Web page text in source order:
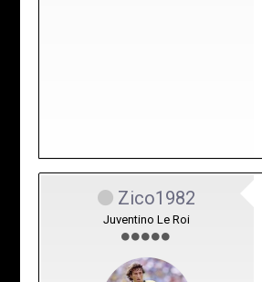
Zico1982
Juventino Le Roi